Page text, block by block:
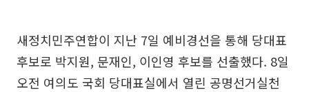
새정치민주연합이 지난 7일 예비경선을 통해 당대표
후보로 박지원, 문재인, 이인영 후보를 선출했다. 8일
오전 여의도 국회 당대표실에서 열린 공명선거실천